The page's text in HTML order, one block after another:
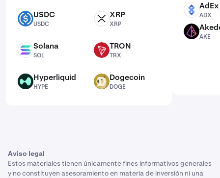
USDC USDC
USDC
XRP XRP
XRP
SOL Solana
SOL
TRX TRON
TRX
HYPE Hyperliquid
HYPE
DOGE Dogecoin
DOGE
ADX AdEx
ADX
AKE
AKE
Aviso legal
Estos materiales tienen únicamente fines informativos generales
y no constituyen asesoramiento en materia de inversión ni una